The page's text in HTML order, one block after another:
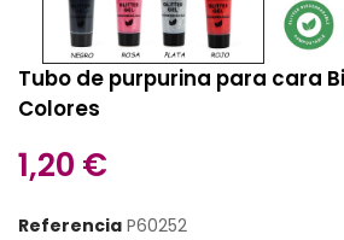
Tubo de purpurina para cara
Colores
1,20 €
Referencia P60252